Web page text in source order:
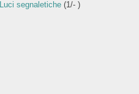
Luci segnaletiche (1/- )